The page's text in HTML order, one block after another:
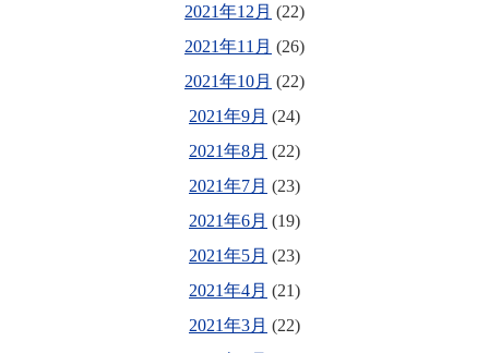
2021年12月 (22)
2021年11月 (26)
2021年10月 (22)
2021年9月 (24)
2021年8月 (22)
2021年7月 (23)
2021年6月 (19)
2021年5月 (23)
2021年4月 (21)
2021年3月 (22)